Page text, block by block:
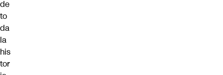
de
to
da
la
his
tor